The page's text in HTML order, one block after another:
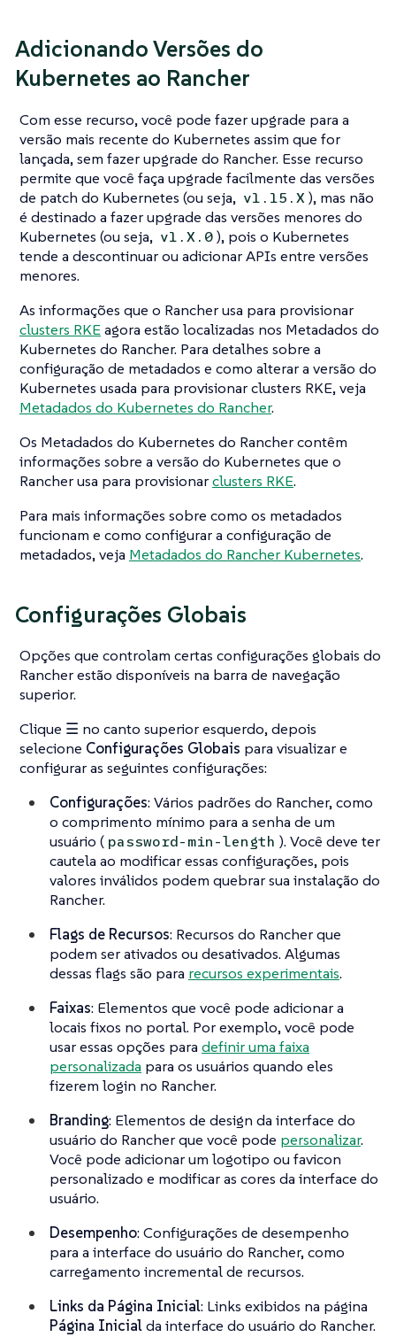
Adicionando Versões do
Kubernetes ao Rancher
Com esse recurso, você pode fazer upgrade para a
versão mais recente do Kubernetes assim que for
lançada, sem fazer upgrade do Rancher. Esse recurso
permite que você faça upgrade facilmente das versões
de patch do Kubernetes (ou seja, v1.15.X ), mas não
é destinado a fazer upgrade das versões menores do
Kubernetes (ou seja, v1.X.0), pois o Kubernetes
tende a descontinuar ou adicionar APIs entre versões
menores.
As informações que o Rancher usa para provisionar
clusters RKEagora estão localizadas nos Metadados do
Kubernetes do Rancher. Para detalhes sobre a
configuração de metadados e como alterar a versão do
Kubernetes usada para provisionar clusters RKE, veja
Metadados do Kubernetes do Rancher.
Os Metadados do Kubernetes do Rancher contêm
informações sobre a versão do Kubernetes que o
Rancher usa para provisionarclusters RKE.
Para mais informações sobre como os metadados
funcionam e como configurar a configuração de
metadados, veja Metadados do Rancher Kubernetes.
Configurações Globais
Opções que controlam certas configurações globais do
Rancher estão disponíveis na barra de navegação
superior.
Clique ☰ no canto superior esquerdo, depois
selecione Configurações Globais para visualizar e
configurar as seguintes configurações:
Configurações: Vários padrões do Rancher, como
o comprimento mínimo para a senha de um
usuário ( password-min-length ). Você deve ter
cautela ao modificar essas configurações, pois
valores inválidos podem quebrar sua instalação do
Rancher.
Flags de Recursos: Recursos do Rancher que
podem ser ativados ou desativados. Algumas
dessas flags são para recursos experimentais.
Faixas: Elementos que você pode adicionar a
locais fixos no portal. Por exemplo, você pode
usar essas opções para definir uma faixa
personalizada para os usuários quando eles
fizerem login no Rancher.
Branding: Elementos de design da interface do
usuário do Rancher que você pode personalizar.
Você pode adicionar um logotipo ou favicon
personalizado e modificar as cores da interface do
usuário.
Desempenho: Configurações de desempenho
para a interface do usuário do Rancher, como
carregamento incremental de recursos.
Links da Página Inicial: Links exibidos na página
Página Inicialda interface do usuário do Rancher.